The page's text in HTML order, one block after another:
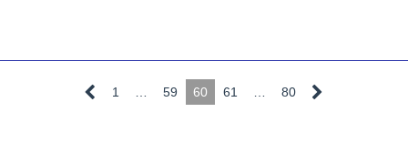
1 … 59 60 61 … 80